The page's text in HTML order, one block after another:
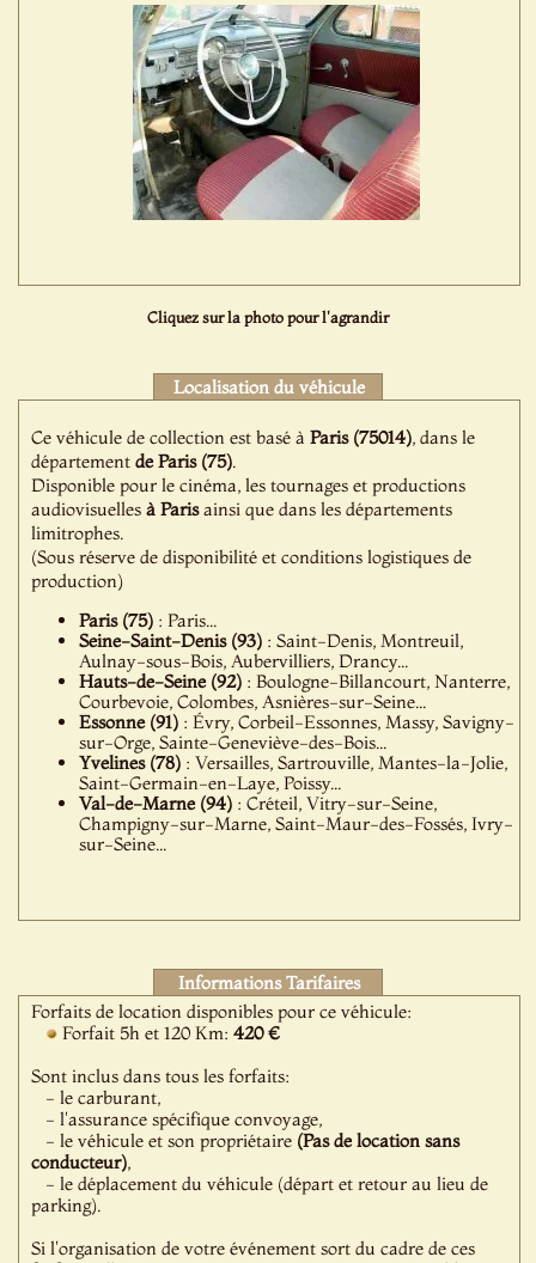
Cliquez sur la photo pour l'agrandir
Localisation du véhicule
Ce véhicule de collection est basé àParis (75014), dans le
départementde Paris (75).
Disponible pour le cinéma, les tournages et productions
audiovisuellesà Parisainsi que dans les départements
limitrophes.
(Sous réserve de disponibilité et conditions logistiques de
production)
Paris (75) : Paris...
Seine-Saint-Denis (93) : Saint-Denis, Montreuil,
Aulnay-sous-Bois, Aubervilliers, Drancy...
Hauts-de-Seine (92) : Boulogne-Billancourt, Nanterre,
Courbevoie, Colombes, Asnières-sur-Seine...
Essonne (91) : Évry, Corbeil-Essonnes, Massy, Savigny-
sur-Orge, Sainte-Geneviève-des-Bois...
Yvelines (78) : Versailles, Sartrouville, Mantes-la-Jolie,
Saint-Germain-en-Laye, Poissy...
Val-de-Marne (94) : Créteil, Vitry-sur-Seine,
Champigny-sur-Marne, Saint-Maur-des-Fossés, Ivry-
sur-Seine...
Informations Tarifaires
Forfaits de location disponibles pour ce véhicule:
Forfait 5h et 120 Km:420 €
Sont inclus dans tous les forfaits:
- le carburant,
- l'assurance spécifique convoyage,
- le véhicule et son propriétaire (Pas de location sans
conducteur),
- le déplacement du véhicule (départ et retour au lieu de
parking).
Si l'organisation de votre événement sort du cadre de ces